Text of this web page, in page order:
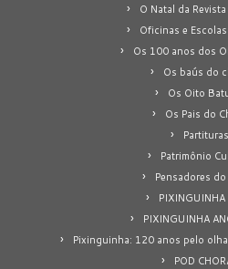
O Natal da
Oficinas e
Os 100 anos dos
Os baús do
Os Oito
Os Pais do
Partituras
Patrimônio
Pensadores
PIXINGUINHA
Pixinguinha: 120 anos pelo
POD